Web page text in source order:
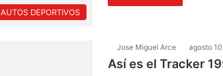
AUTOS DEPORTIVOS
Jose Miguel Arce agosto
Así es el Tracker